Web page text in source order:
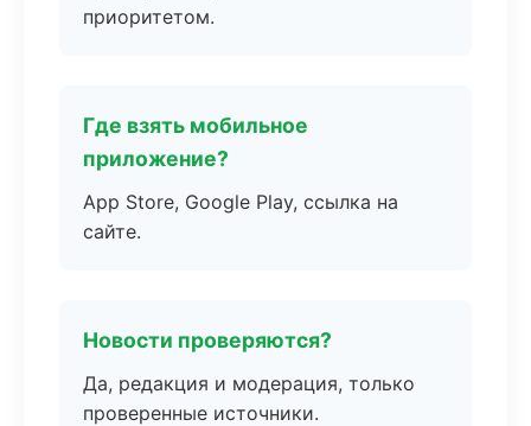
приоритетом.
Где взять мобильное
приложение?
App Store, Google Play, ссылка на
сайте.
Новости проверяются?
Да, редакция и модерация, только
проверенные источники.